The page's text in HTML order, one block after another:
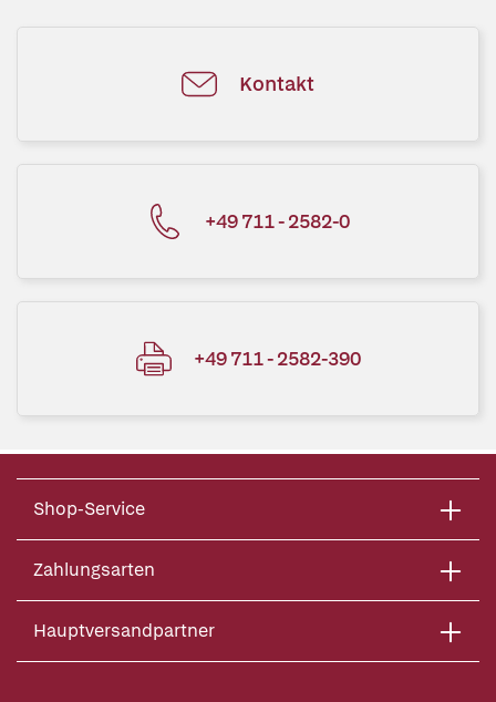
Kontakt
+49 711 - 2582-0
+49 711 - 2582-390
Shop-Service
Zahlungsarten
Hauptversandpartner